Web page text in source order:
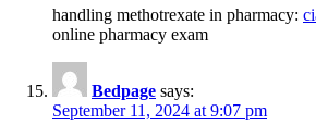
handling methotrexate in pharmacy:
online pharmacy exam
Bedpage says:
September 11, 2024 at 9:07 pm